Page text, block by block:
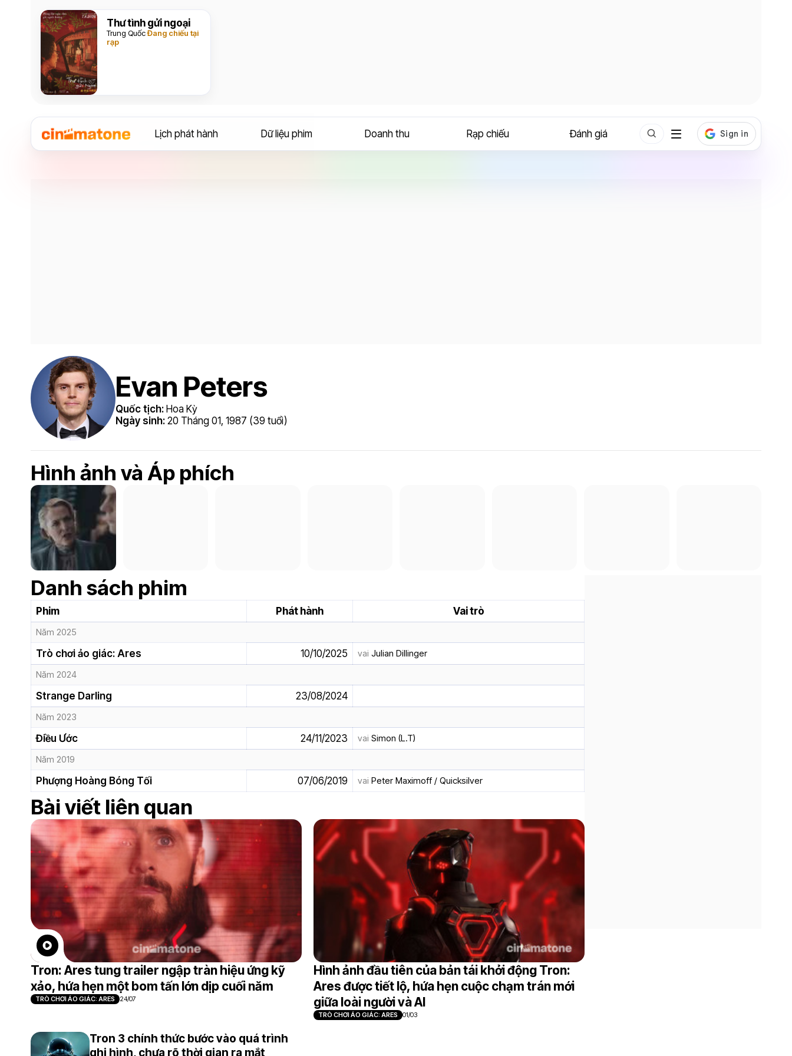
Thư tình gửi ngoại
Trung QuốcĐang chiếu tại
rạp
Lịch phát hành Dữ liệu phim Doanh thu Rạp chiếu Đánh giá
Evan Peters
Quốc tịch: Hoa Kỳ
Ngày sinh: 20 Tháng 01, 1987 (39 tuổi)
Hình ảnh và Áp phích
Danh sách phim
Phim Phát hành Vai trò
Năm 2025
Trò chơi ảo giác: Ares 10/10/2025 vai Julian Dillinger
Năm 2024
Strange Darling 23/08/2024
Năm 2023
Điều Ước 24/11/2023 vai Simon (L.T)
Năm 2019
Phượng Hoàng Bóng Tối 07/06/2019 vai Peter Maximoff / Quicksilver
Bài viết liên quan
Tron: Ares tung trailer ngập tràn hiệu ứng kỹ
xảo, hứa hẹn một bom tấn lớn dịp cuối năm
TRÒ CHƠI ẢO GIÁC: ARES 24/07
Hình ảnh đầu tiên của bản tái khởi động Tron:
Ares được tiết lộ, hứa hẹn cuộc chạm trán mới
giữa loài người và AI
TRÒ CHƠI ẢO GIÁC: ARES 01/03
Tron 3 chính thức bước vào quá trình
ghi hình, chưa rõ thời gian ra mắt